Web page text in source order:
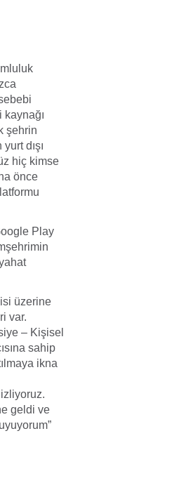
şehrin
dışı
hiç kimse
önce
Play
üzerine
var.
– Kişisel
sahip
ikna
geldi ve